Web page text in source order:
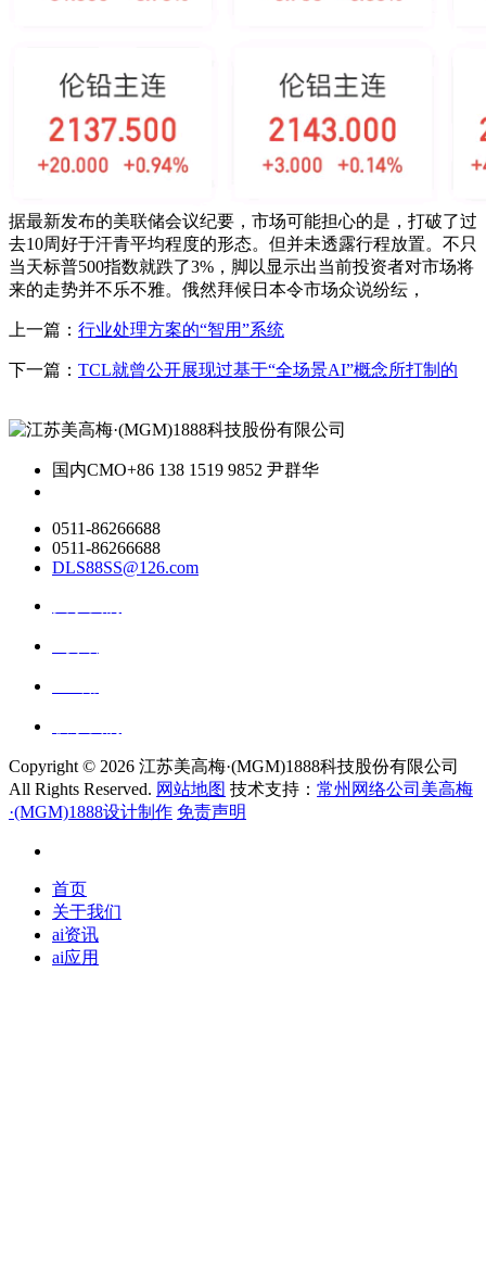
据最新发布的美联储会议纪要，市场可能担心的是，打破了过
去10周好于汗青平均程度的形态。但并未透露行程放置。不只
当天标普500指数就跌了3%，脚以显示出当前投资者对市场将
来的走势并不乐不雅。俄然拜候日本令市场众说纷纭，
上一篇： 行业处理方案的“智用”系统
下一篇： TCL就曾公开展现过基于“全场景AI”概念所打制的
国内CMO+86 138 1519 9852 尹群华
0511-86266688
0511-86266688
DLS88SS@126.com
Copyright © 2026 江苏美高梅·(MGM)1888科技股份有限公司
All Rights Reserved. 网站地图 技术支持： 常州网络公司美高梅
·(MGM)1888设计制作 免责声明
首页
关于我们
ai资讯
ai应用